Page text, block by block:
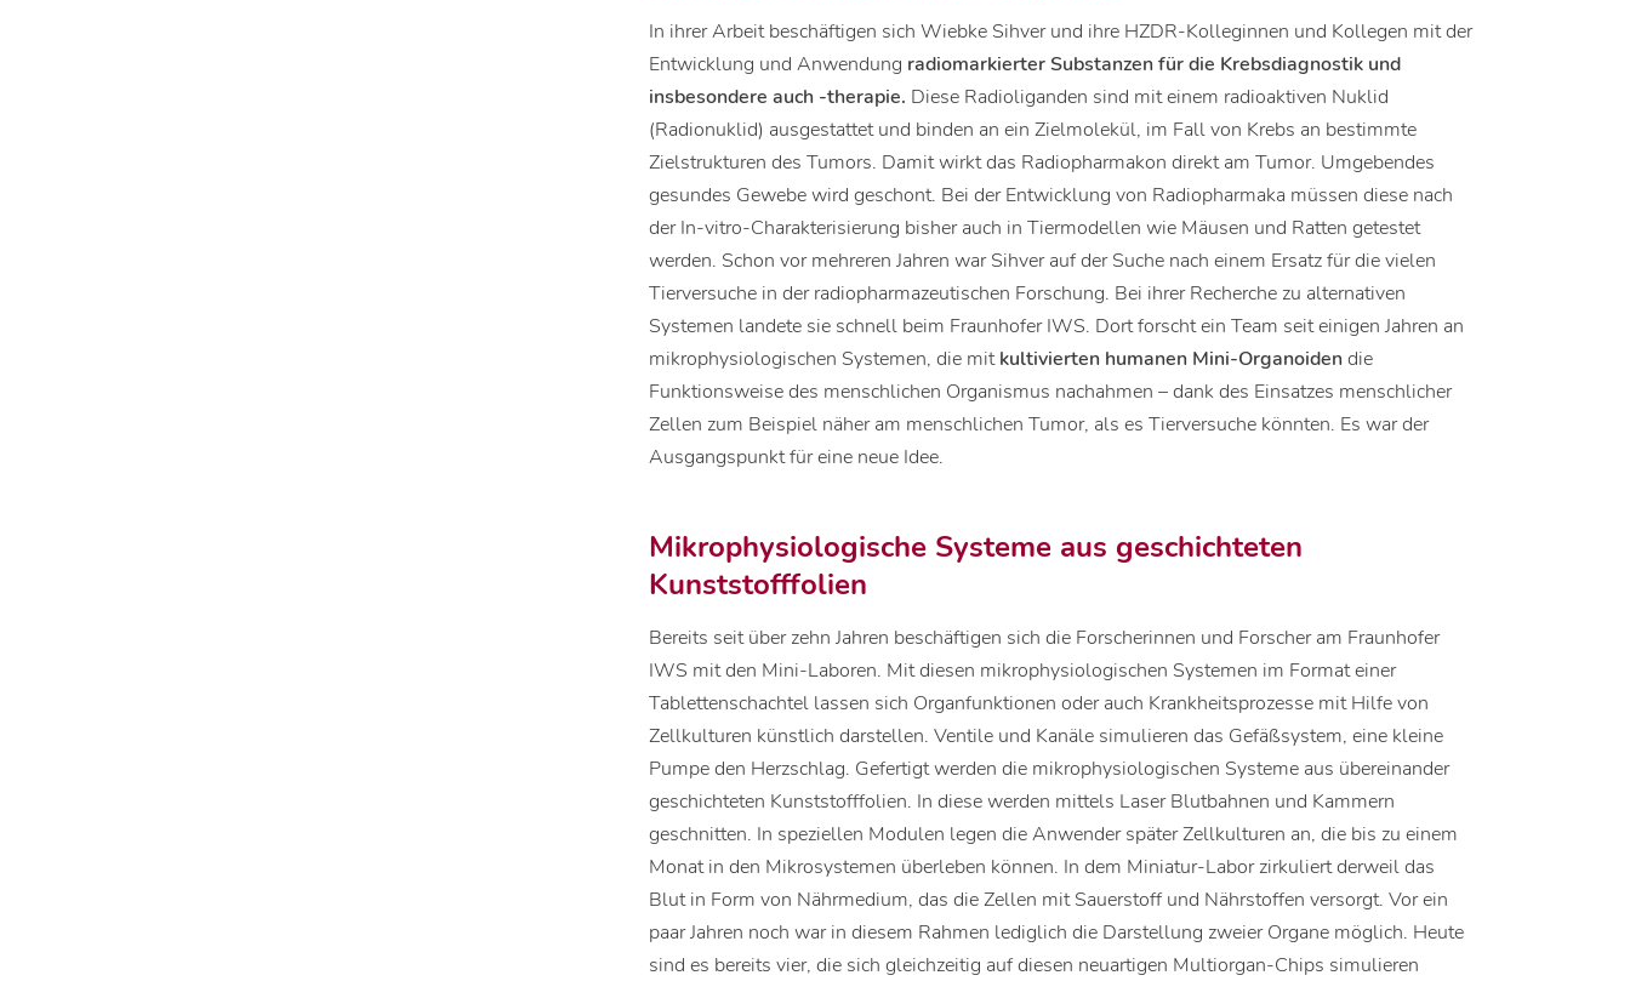
In ihrer Arbeit beschäftigen sich Wiebke Sihver und ihre HZDR-Kolleginnen und Kollegen mit der
Entwicklung und Anwendung radiomarkierter Substanzen für die Krebsdiagnostik und
insbesondere auch -therapie. Diese Radioliganden sind mit einem radioaktiven Nuklid
(Radionuklid) ausgestattet und binden an ein Zielmolekül, im Fall von Krebs an bestimmte
Zielstrukturen des Tumors. Damit wirkt das Radiopharmakon direkt am Tumor. Umgebendes
gesundes Gewebe wird geschont. Bei der Entwicklung von Radiopharmaka müssen diese nach
der In-vitro-Charakterisierung bisher auch in Tiermodellen wie Mäusen und Ratten getestet
werden. Schon vor mehreren Jahren war Sihver auf der Suche nach einem Ersatz für die vielen
Tierversuche in der radiopharmazeutischen Forschung. Bei ihrer Recherche zu alternativen
Systemen landete sie schnell beim Fraunhofer IWS. Dort forscht ein Team seit einigen Jahren an
mikrophysiologischen Systemen, die mitkultivierten humanen Mini-Organoidendie
Funktionsweise des menschlichen Organismus nachahmen – dank des Einsatzes menschlicher
Zellen zum Beispiel näher am menschlichen Tumor, als es Tierversuche könnten. Es war der
Ausgangspunkt für eine neue Idee.
Mikrophysiologische Systeme aus geschichteten
Kunststofffolien
Bereits seit über zehn Jahren beschäftigen sich die Forscherinnen und Forscher am Fraunhofer
IWS mit den Mini-Laboren. Mit diesen mikrophysiologischen Systemen im Format einer
Tablettenschachtel lassen sich Organfunktionen oder auch Krankheitsprozesse mit Hilfe von
Zellkulturen künstlich darstellen. Ventile und Kanäle simulieren das Gefäßsystem, eine kleine
Pumpe den Herzschlag. Gefertigt werden die mikrophysiologischen Systeme aus übereinander
geschichteten Kunststofffolien. In diese werden mittels Laser Blutbahnen und Kammern
geschnitten. In speziellen Modulen legen die Anwender später Zellkulturen an, die bis zu einem
Monat in den Mikrosystemen überleben können. In dem Miniatur-Labor zirkuliert derweil das
Blut in Form von Nährmedium, das die Zellen mit Sauerstoff und Nährstoffen versorgt. Vor ein
paar Jahren noch war in diesem Rahmen lediglich die Darstellung zweier Organe möglich. Heute
sind es bereits vier, die sich gleichzeitig auf diesen neuartigen Multiorgan-Chips simulieren